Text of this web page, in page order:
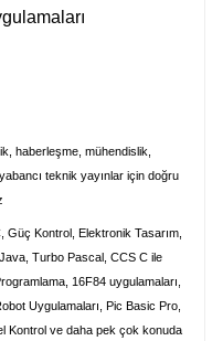
haberleşme, mühendislik,
teknik yayınlar için doğru
Kontrol, Elektronik Tasarım,
Turbo Pascal, CCS C ile
16F84 uygulamaları,
Uygulamaları, Pic Basic Pro,
Kontrol ve daha pek çok konuda